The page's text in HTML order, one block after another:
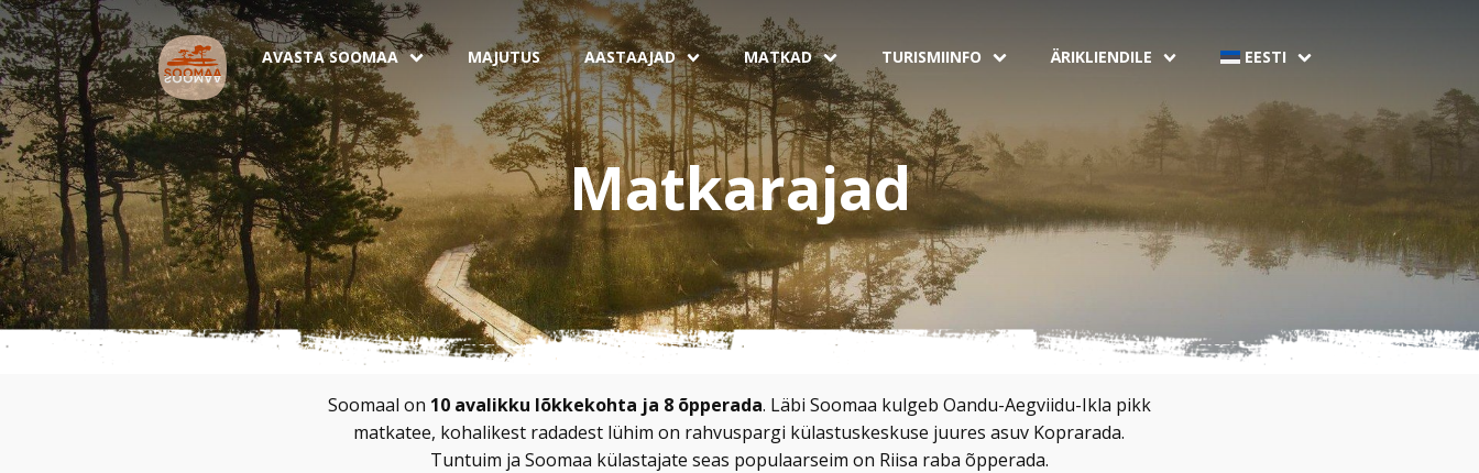
AVASTA SOOMAA MAJUTUS AASTAAJAD MATKAD TURISMIINFO ÄRIKLIENDILE EESTI
Matkarajad
Soomaal on 10 avalikku lõkkekohta ja 8 õpperada. Läbi Soomaa kulgeb Oandu-Aegviidu-Ikla pikk
matkatee, kohalikest radadest lühim on rahvuspargi külastuskeskuse juures asuv Koprarada.
Tuntuim ja Soomaa külastajate seas populaarseim on Riisa raba õpperada.